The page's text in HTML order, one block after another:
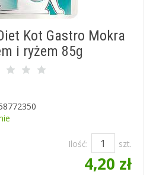
Kot Gastro Mokra
i ryżem 85g
Ilość: szt.
4,20 zł